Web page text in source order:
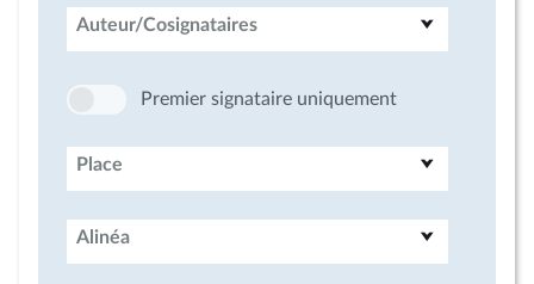
Auteur/Cosignataires
Premier signataire uniquement
Place
Alinéa